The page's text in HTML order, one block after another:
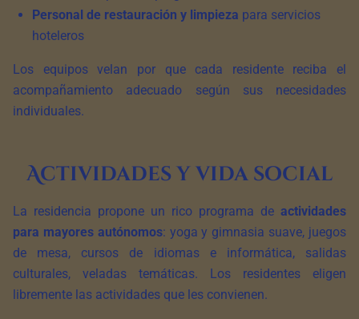
Personal de restauración y limpieza para servicios
hoteleros
Los equipos velan por que cada residente reciba el
acompañamiento adecuado según sus necesidades
individuales.
Actividades y vida social
La residencia propone un rico programa de actividades
para mayores autónomos: yoga y gimnasia suave, juegos
de mesa, cursos de idiomas e informática, salidas
culturales, veladas temáticas. Los residentes eligen
libremente las actividades que les convienen.